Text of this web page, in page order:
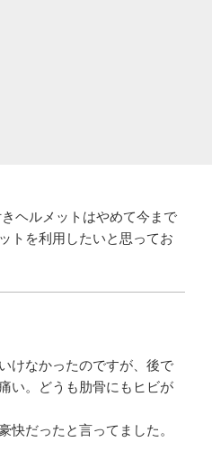
ヘルメットはやめて今まで
トを利用したいと思ってお
けなかったのですが、後で
い。どうも肋骨にもヒビが
快だったと言ってました。